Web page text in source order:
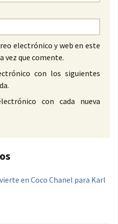
electrónico y web en este
vez que comente.
con los siguientes
con cada nueva
en Coco Chanel para Karl